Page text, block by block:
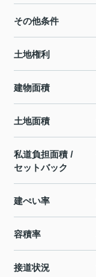
その他条件
土地権利
建物面積
土地面積
私道負担面積 /
セットバック
建ぺい率
容積率
接道状況